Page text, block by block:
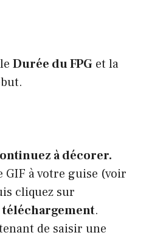
Durée du FPG et la
à décorer.
GIF à votre guise (voir
cliquez sur
.
de saisir une